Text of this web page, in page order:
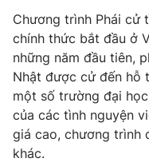
Câu chuyện quốc tế
Thị trường
Góc doanh nghiệp
Dữ liệu và đời sống
Truyền hình
Phim VTV
Hậu trường
Nhân vật
Giải trí
Điện ảnh
Đời sống
Chương trình Phái cử
chính thức bắt đầu ở
những năm đầu tiên,
Nhật được cử đến hỗ
một số trường đại
của các tình nguyện
giá cao, chương trình
khác.